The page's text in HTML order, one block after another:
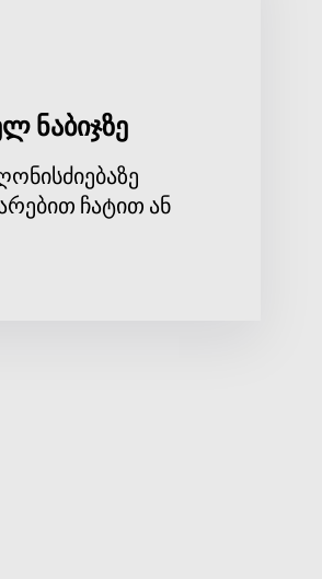
ნაბიჯზე
ჩატით ან